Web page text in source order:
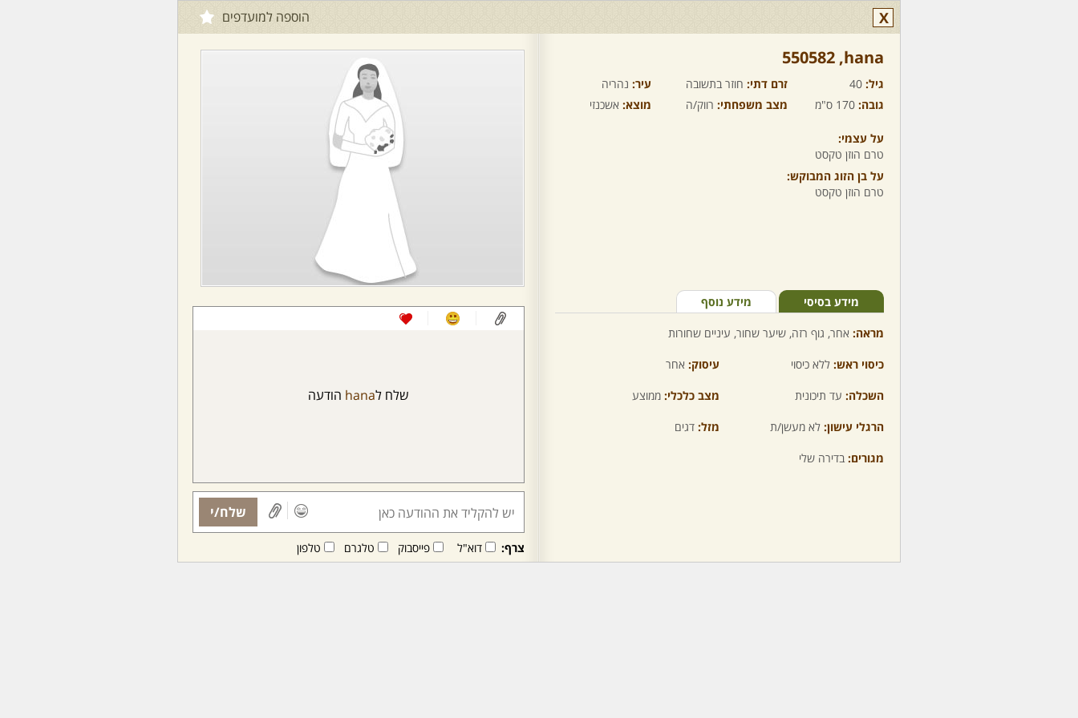
X הוספה למועדפים
hana,‏ 550582
גיל: 40 זרם דתי: חוזר בתשובה עיר: נהריה
גובה: 170 ס"מ מצב משפחתי: רווק/ה מוצא: אשכנזי
על עצמי:
טרם הוזן טקסט
על בן הזוג המבוקש:
טרם הוזן טקסט
מידע בסיסי מידע נוסף
מראה: אחר, גוף רזה, שיער שחור, עיניים שחורות
כיסוי ראש: ללא כיסוי עיסוק: אחר
השכלה: עד תיכונית מצב כלכלי: ממוצע
הרגלי עישון: לא מעשן/ת מזל: דגים
מגורים: בדירה שלי
שלח לhana הודעה
שלח/י
צרף: דוא"ל פייסבוק טלגרם טלפון